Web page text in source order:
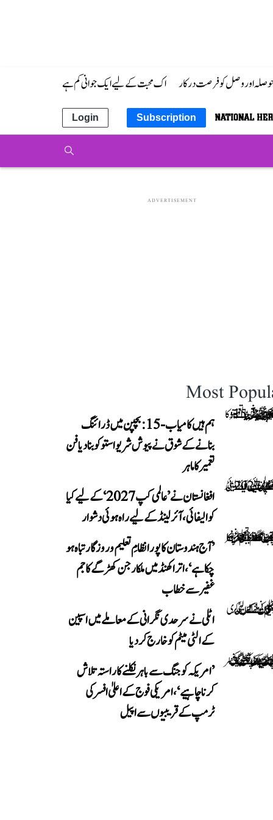
حوصلہ اور وصل کو فرصت درکار اک محبت کے لیے ایک جوانی کم ہے
Subscription
Login
ADVERTISEMENT
Most
ہم ہیں کامیاب-15: بچپن میں ڈرائنگ
بنانے کے شوق نے پیوش شریواستو کو بنا دیا فن
تعمیر کا ماہر
افغانستان نے ’عالمی کپ 2027‘ کے لیے کیا
کوالیفائی، آئرلینڈ کے لیے راہ ہوئی دشوار
’آج ہندوستان کا پورا نظامِ تعلیم و روزگار تباہ ہو
چکا ہے‘، اتراکھنڈ میں ملکارجن کھڑگے کا جم
غفیر سے خطاب
اٹلی نے سرحدی نگرانی کے معاملے میں اسپین
کے الٹی میٹم کو خارج کر دیا
’امریکہ کو جنگ سے باہر نکلنے کا راستہ تلاش
کرنا چاہیے‘، امریکی فوج کے اعلیٰ افسر کی
ٹرمپ کے قریبیوں سے اپیل